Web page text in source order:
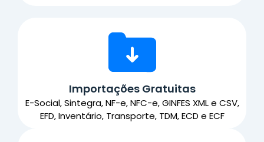
Importações Gratuitas
E-Social, Sintegra, NF-e, NFC-e, GINFES XML e CSV,
EFD, Inventário, Transporte, TDM, ECD e ECF